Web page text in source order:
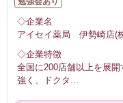
◇企業名
アイセイ薬局 伊勢崎店(
◇企業特徴
全国に200店舗以上を展
強く、ドクタ ...